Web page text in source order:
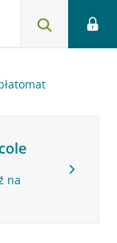
na